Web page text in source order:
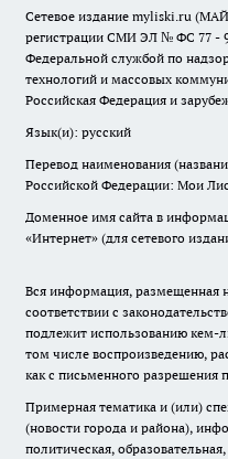
Сетевое издание myliski.ru
регистрации СМИ ЭЛ № ФС 77 -
Федеральной службой по
технологий и массовых
Российская Федерация и
Язык(и): русский
Перевод наименования
Российской Федерации: Мои
Доменное имя сайта в
«Интернет» (для сетевого
Вся информация, размещенная
соответствии с
подлежит использованию кем-
том числе воспроизведению,
как с письменного разрешения
Примерная тематика и (или)
(новости города и района),
политическая,